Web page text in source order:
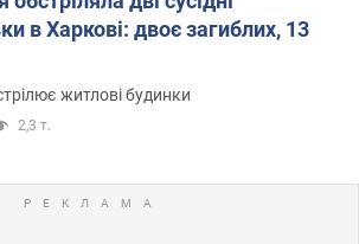
в Харкові: двоє загиблих, 13
житлові будинки
2,3 т.